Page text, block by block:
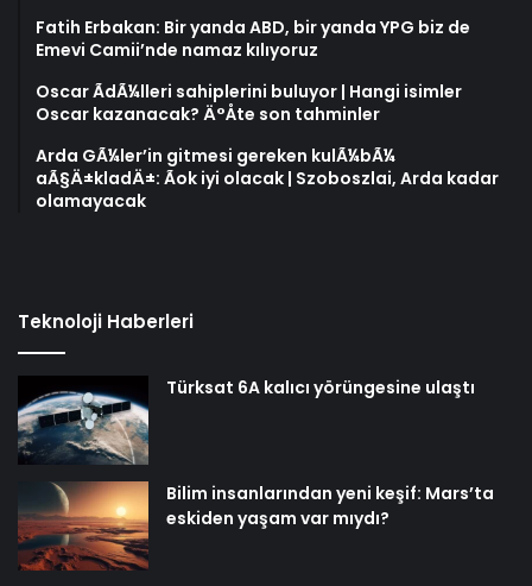
Fatih Erbakan: Bir yanda ABD, bir yanda YPG biz de
Emevi Camii’nde namaz kılıyoruz
Oscar ÃdÃ¼lleri sahiplerini buluyor | Hangi isimler
Oscar kazanacak? Ä°Åte son tahminler
Arda GÃ¼ler’in gitmesi gereken kulÃ¼bÃ¼
aÃ§Ä±kladÄ±: Ãok iyi olacak | Szoboszlai, Arda kadar
olamayacak
Teknoloji Haberleri
Türksat 6A kalıcı yörüngesine ulaştı
Bilim insanlarından yeni keşif: Mars’ta
eskiden yaşam var mıydı?